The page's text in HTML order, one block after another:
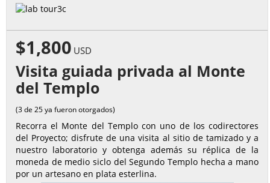
$1,800 USD
Visita guiada privada al Monte
del Templo
(3 de 25 ya fueron otorgados)
Recorra el Monte del Templo con uno de los codirectores
del Proyecto; disfrute de una visita al sitio de tamizado y a
nuestro laboratorio y obtenga además su réplica de la
moneda de medio siclo del Segundo Templo hecha a mano
por un artesano en plata esterlina.